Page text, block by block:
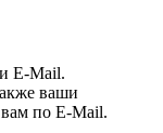
E-Mail.
ваши
по E-Mail.